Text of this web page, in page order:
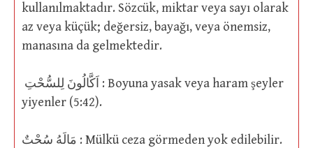
kullanılmaktadır. Sözcük, miktar veya sayı olarak
az veya küçük; değersiz, bayağı, veya önemsiz,
manasına da gelmektedir.
yiyenler (5:42).
مَالَهُ سُحْتٌ : Mülkü ceza görmeden yok edilebilir.